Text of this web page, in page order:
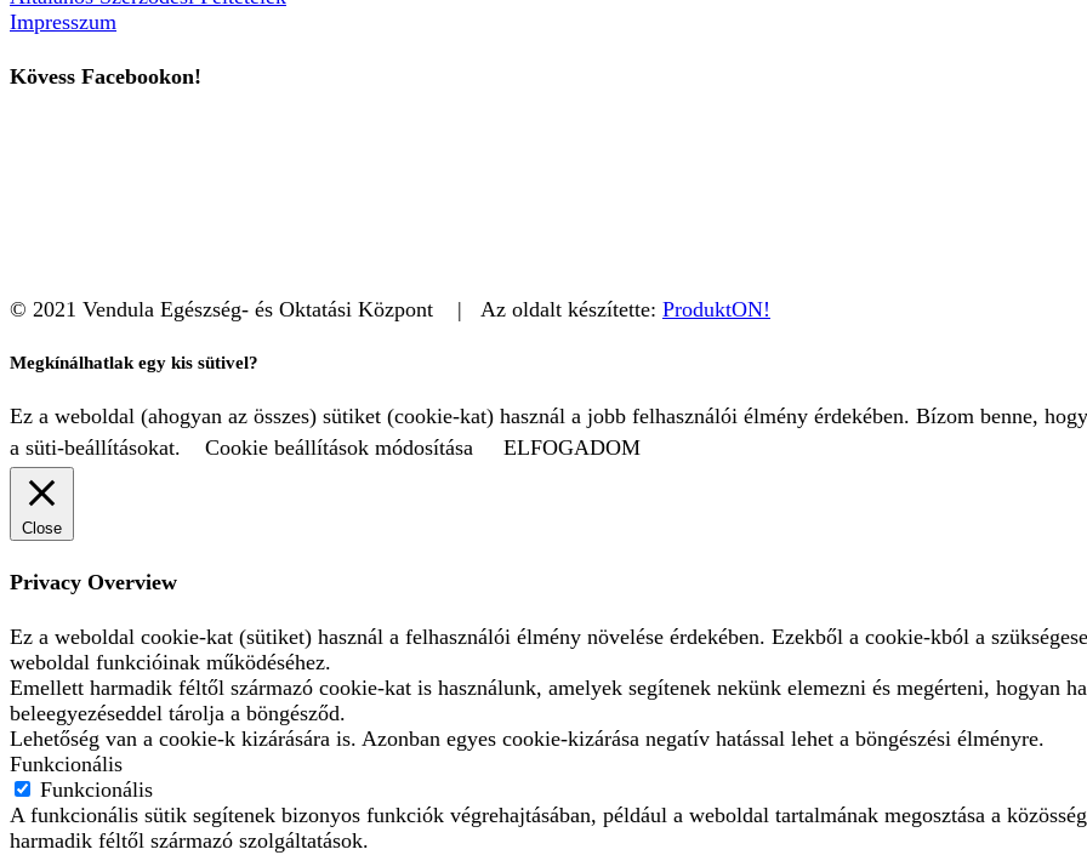
Impresszum
Kövess Facebookon!
© 2021 Vendula Egészség- és Oktatási Központ | Az oldalt készítette: ProduktON!
Megkínálhatlak egy kis sütivel?
Ez a weboldal (ahogyan az összes) sütiket (cookie-kat) használ a jobb felhasználói élmény érdekében. Bízom benne,
a süti-beállításokat.
Cookie beállítások módosítása ELFOGADOM
Close
Privacy Overview
Ez a weboldal cookie-kat (sütiket) használ a felhasználói élmény növelése érdekében. Ezekből a cookie-kból a
weboldal funkcióinak működéséhez.
Emellett harmadik féltől származó cookie-kat is használunk, amelyek segítenek nekünk elemezni és megérteni, hogyan
beleegyezéseddel tárolja a böngésződ.
Lehetőség van a cookie-k kizárására is. Azonban egyes cookie-kizárása negatív hatással lehet a böngészési élményre.
Funkcionális
Funkcionális
A funkcionális sütik segítenek bizonyos funkciók végrehajtásában, például a weboldal tartalmának megosztása a
harmadik féltől származó szolgáltatások.